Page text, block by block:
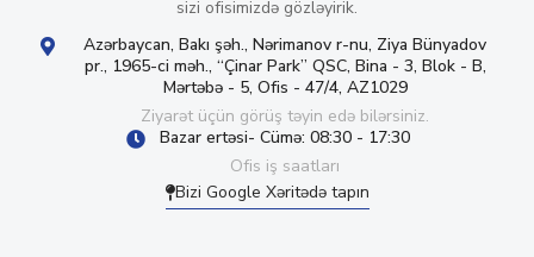
sizi ofisimizdə gözləyirik.
Azərbaycan, Bakı şəh., Nərimanov r-nu, Ziya Bünyadov
pr., 1965-ci məh., “Çinar Park” QSC, Bina - 3, Blok - B,
Mərtəbə - 5, Ofis - 47/4, AZ1029
Ziyarət üçün görüş təyin edə bilərsiniz.
Bazar ertəsi- Cümə: 08:30 - 17:30
Ofis iş saatları
Bizi Google Xəritədə tapın